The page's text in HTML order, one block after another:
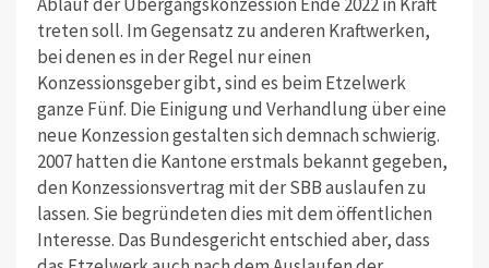
treten soll. Im Gegensatz zu anderen Kraftwerken,
bei denen es in der Regel nur einen
Konzessionsgeber gibt, sind es beim Etzelwerk
ganze Fünf. Die Einigung und Verhandlung über eine
neue Konzession gestalten sich demnach schwierig.
2007 hatten die Kantone erstmals bekannt gegeben,
den Konzessionsvertrag mit der SBB auslaufen zu
lassen. Sie begründeten dies mit dem öffentlichen
Interesse. Das Bundesgericht entschied aber, dass